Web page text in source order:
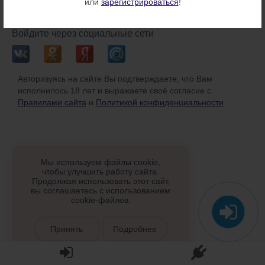
Войдите через социальные сети
Авторизуясь на сайте Вы подтверждаете, что Вам
исполнилось 18 лет и выражаете своё согласие с
Правилами сайта и Политикой конфиденциальности
Мы используем файлы cookie,
чтобы улучшить работу сайта.
Продолжая использовать этот сайт,
вы соглашаетесь с использованием
cookie-файлов.
Принять Подробнее